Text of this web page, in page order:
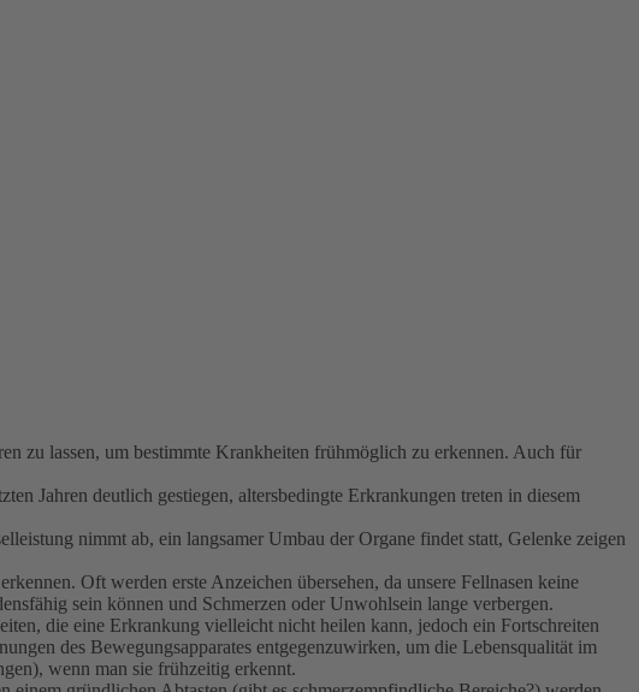
zu lassen, um bestimmte Krankheiten frühmöglich zu erkennen. Auch für
Jahren deutlich gestiegen, altersbedingte Erkrankungen treten in diesem
nimmt ab, ein langsamer Umbau der Organe findet statt, Gelenke zeigen
Oft werden erste Anzeichen übersehen, da unsere Fellnasen keine
sein können und Schmerzen oder Unwohlsein lange verbergen.
die eine Erkrankung vielleicht nicht heilen kann, jedoch ein Fortschreiten
des Bewegungsapparates entgegenzuwirken, um die Lebensqualität im
wenn man sie frühzeitig erkennt.